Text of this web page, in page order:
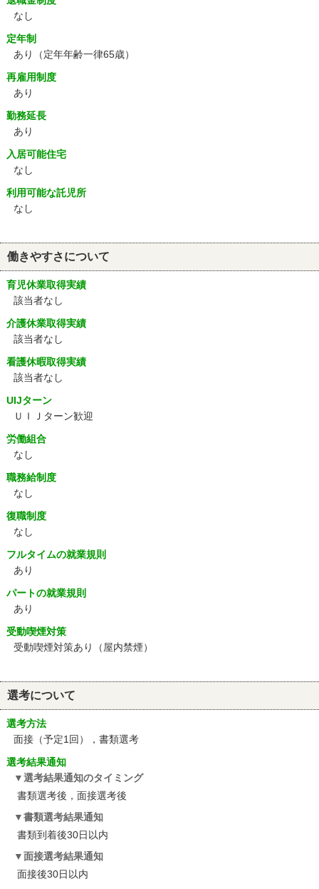
なし
定年制
あり
（定年年齢一律65歳）
再雇用制度
あり
勤務延長
あり
入居可能住宅
なし
利用可能な託児所
なし
働きやすさについて
育児休業取得実績
該当者なし
介護休業取得実績
該当者なし
看護休暇取得実績
該当者なし
UIJターン
ＵＩＪターン歓迎
労働組合
なし
職務給制度
なし
復職制度
なし
フルタイムの就業規則
あり
パートの就業規則
あり
受動喫煙対策
受動喫煙対策あり（屋内禁煙）
選考について
選考方法
面接（予定1回），書類選考
選考結果通知
選考結果通知のタイミング
書類選考後，面接選考後
書類選考結果通知
書類到着後30日以内
面接選考結果通知
面接後30日以内